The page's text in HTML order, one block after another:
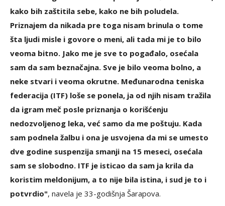
kako bih zaštitila sebe, kako ne bih poludela.
Priznajem da nikada pre toga nisam brinula o tome
šta ljudi misle i govore o meni, ali tada mi je to bilo
veoma bitno. Jako me je sve to pogađalo, osećala
sam da sam beznačajna. Sve je bilo veoma bolno, a
neke stvari i veoma okrutne. Međunarodna teniska
federacija (ITF) loše se ponela, ja od njih nisam tražila
da igram meč posle priznanja o korišćenju
nedozvoljenog leka, već samo da me poštuju. Kada
sam podnela žalbu i ona je usvojena da mi se umesto
dve godine suspenzija smanji na 15 meseci, osećala
sam se slobodno. ITF je isticao da sam ja krila da
koristim meldonijum, a to nije bila istina, i sud je to i
potvrdio", navela je 33-godišnja Šarapova.